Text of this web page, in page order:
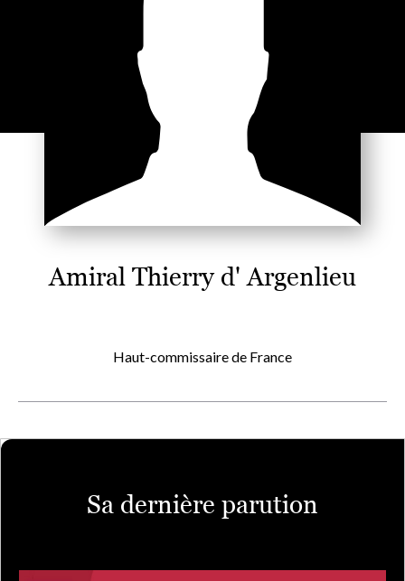
Amiral Thierry d' Argenlieu
Haut-commissaire de France
Sa dernière parution